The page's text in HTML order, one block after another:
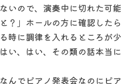
ないので、演奏中に切れた可
と？」ホールの方に確認した
る時に調律を入れるところが
はい、はい、その類の話本当に
なんでピアノ発表会なのにピ